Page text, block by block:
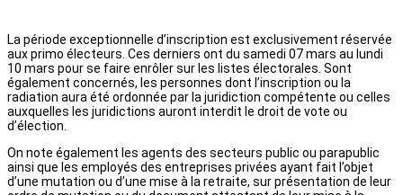
La période exceptionnelle d’inscription est exclusivement réservée
aux primo électeurs. Ces derniers ont du samedi 07 mars au lundi
10 mars pour se faire enrôler sur les listes électorales. Sont
également concernés, les personnes dont l’inscription ou la
radiation aura été ordonnée par la juridiction compétente ou celles
auxquelles les juridictions auront interdit le droit de vote ou
d’élection.
On note également les agents des secteurs public ou parapublic
ainsi que les employés des entreprises privées ayant fait l’objet
d’une mutation ou d’une mise à la retraite, sur présentation de leur